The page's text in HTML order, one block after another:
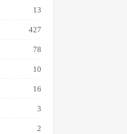
13
427
78
10
16
3
2